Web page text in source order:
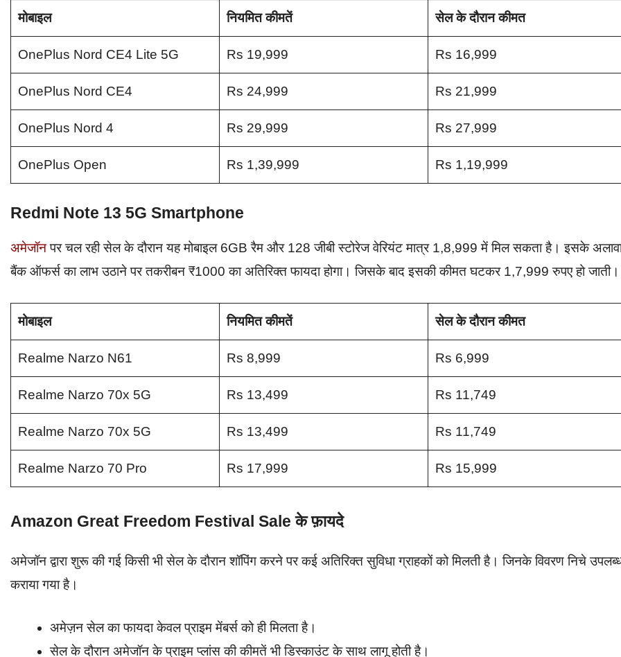
मोबाइल नियमित कीमतें सेल के दौरान कीमत
OnePlus Nord CE4 Lite 5G Rs 19,999 Rs 16,999
OnePlus Nord CE4 Rs 24,999 Rs 21,999
OnePlus Nord 4 Rs 29,999 Rs 27,999
OnePlus Open Rs 1,39,999 Rs 1,19,999
Redmi Note 13 5G Smartphone
अमेजॉनपर चल रही सेल के दौरान यह मोबाइल 6GB रैम और 128 जीबी स्टोरेज वेरियंट मात्र 1,8,999 में मिल सकता है। इसके
बैंक ऑफर्स का लाभ उठाने पर तकरीबन ₹1000 का अतिरिक्त फायदा होगा। जिसके बाद इसकी कीमत घटकर 1,7,999 रुपए हो जाती।
मोबाइल नियमित कीमतें सेल के दौरान कीमत
Realme Narzo N61 Rs 8,999 Rs 6,999
Realme Narzo 70x 5G Rs 13,499 Rs 11,749
Realme Narzo 70x 5G Rs 13,499 Rs 11,749
Realme Narzo 70 Pro Rs 17,999 Rs 15,999
Amazon Great Freedom Festival Sale के फ़ायदे
अमेजॉन द्वारा शुरू की गई किसी भी सेल के दौरान शॉपिंग करने पर कई अतिरिक्त सुविधा ग्राहकों को मिलती है। जिनके विवरण निचे
कराया गया है।
अमेज़न सेल का फायदा केवल प्राइम मेंबर्स को ही मिलता है।
सेल के दौरान अमेजॉन के प्राइम प्लांस की कीमतें भी डिस्काउंट के साथ लागू होती है।